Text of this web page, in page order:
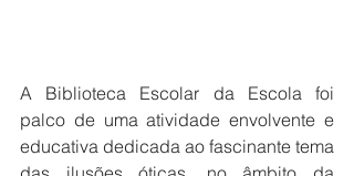
A Biblioteca Escolar da Escola foi
palco de uma atividade envolvente e
educativa dedicada ao fascinante tema